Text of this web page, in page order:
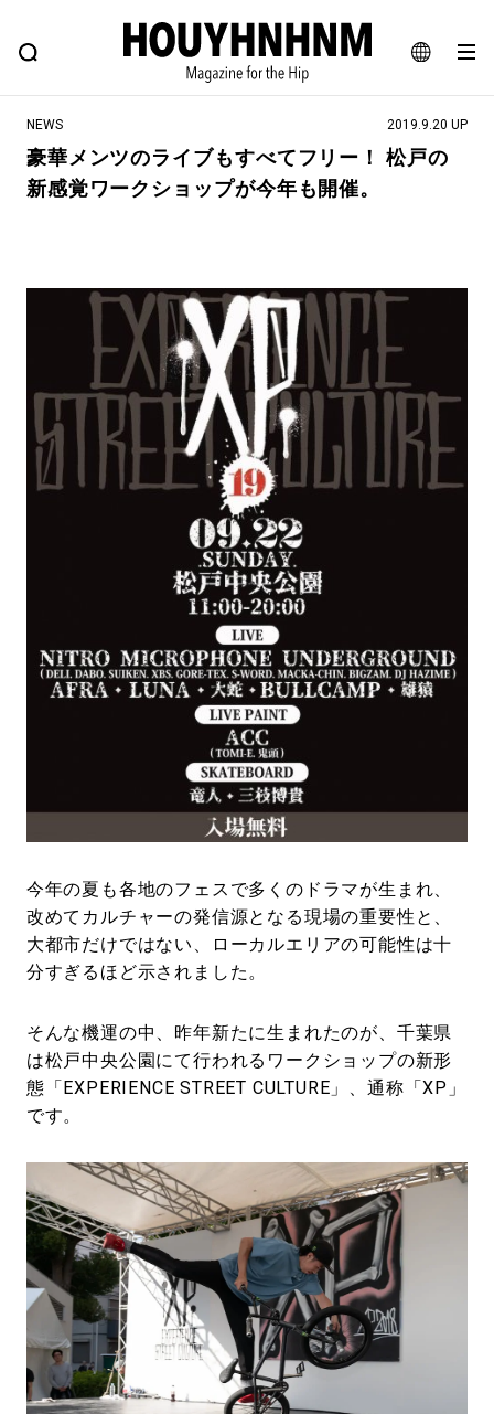
JA
EN
FEATURE BLOG SNAP
ヒップなファッション、カルチャー、ライフスタイルWEBマガジン
#NEW VINTAGE #マイナーグッド図鑑
#路地裏てぃーん。 #MONTHLY JOURNAL
#GH 銘品の所以 #フイナムのYouTube
#Commune H #FOCUS IT #AH.H
#ととけん #FASHION #MUSIC
#LIFESTYLE #SNEAKER #OUTDOOR
#HANDSOME HANDBOOK
NEWS 2019.9.20 UP
豪華メンツのライブもすべてフリー！ 松戸の
新感覚ワークショップが今年も開催。
今年の夏も各地のフェスで多くのドラマが生まれ、
改めてカルチャーの発信源となる現場の重要性と、
大都市だけではない、ローカルエリアの可能性は十
分すぎるほど示されました。
そんな機運の中、昨年新たに生まれたのが、千葉県
は松戸中央公園にて行われるワークショップの新形
態「EXPERIENCE STREET CULTURE」、通称「XP」
です。